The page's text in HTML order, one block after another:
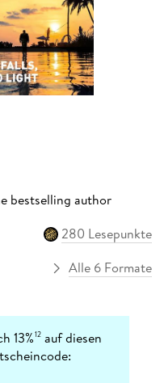
bestselling author
280 Lesepunkte
Alle 6 Formate
13%12 auf diesen